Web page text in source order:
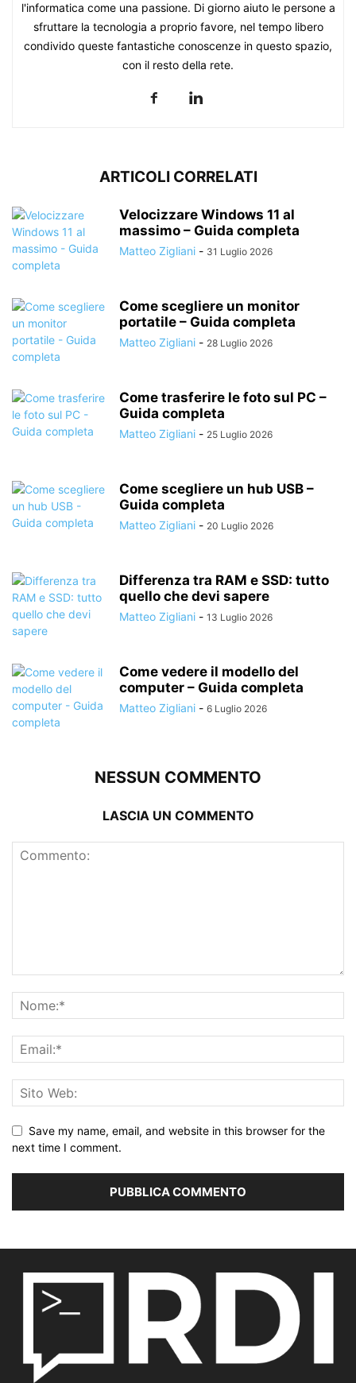
l'informatica come una passione. Di giorno aiuto le persone a
sfruttare la tecnologia a proprio favore, nel tempo libero
condivido queste fantastiche conoscenze in questo spazio,
con il resto della rete.
ARTICOLI CORRELATI
Velocizzare Windows 11 al
massimo – Guida completa
Matteo Zigliani - 31 Luglio 2026
Come scegliere un monitor
portatile – Guida completa
Matteo Zigliani - 28 Luglio 2026
Come trasferire le foto sul PC –
Guida completa
Matteo Zigliani - 25 Luglio 2026
Come scegliere un hub USB –
Guida completa
Matteo Zigliani - 20 Luglio 2026
Differenza tra RAM e SSD: tutto
quello che devi sapere
Matteo Zigliani - 13 Luglio 2026
Come vedere il modello del
computer – Guida completa
Matteo Zigliani - 6 Luglio 2026
NESSUN COMMENTO
LASCIA UN COMMENTO
Save my name, email, and website in this browser for the
next time I comment.